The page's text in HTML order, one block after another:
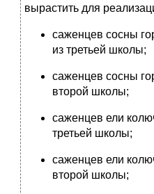
вырастить для
саженцев сосны
из третьей школы;
саженцев сосны
второй школы;
саженцев ели
третьей школы;
саженцев ели
второй школы;